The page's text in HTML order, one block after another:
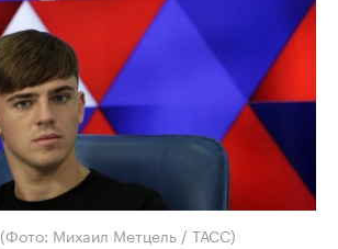
(Фото: Михаил Метцель / ТАСС)